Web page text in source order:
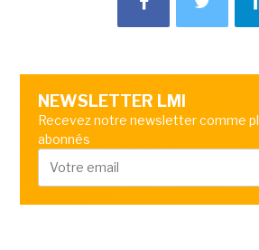
NEWSLETTER LMI
Recevez notre newsletter comme
abonnés